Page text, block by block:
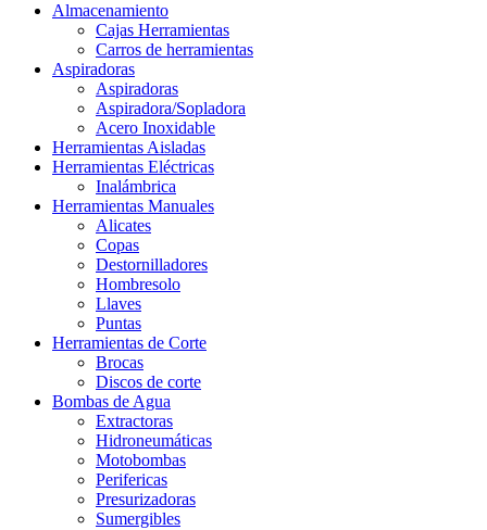
Almacenamiento
Cajas Herramientas
Carros de herramientas
Aspiradoras
Aspiradoras
Aspiradora/Sopladora
Acero Inoxidable
Herramientas Aisladas
Herramientas Eléctricas
Inalámbrica
Herramientas Manuales
Alicates
Copas
Destornilladores
Hombresolo
Llaves
Puntas
Herramientas de Corte
Brocas
Discos de corte
Bombas de Agua
Extractoras
Hidroneumáticas
Motobombas
Perifericas
Presurizadoras
Sumergibles